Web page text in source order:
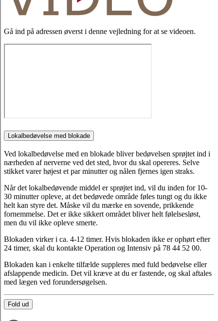
Gå ind på adressen øverst i denne vejledning for at se videoen.
Lokalbedøvelse med blokade
Ved lokalbedøvelse med en blokade bliver bedøvelsen sprøjtet ind i
nærheden af nerverne ved det sted, hvor du skal opereres. Selve
stikket varer højest et par minutter og nålen fjernes igen straks.
Når det lokalbedøvende middel er sprøjtet ind, vil du inden for 10-
30 minutter opleve, at det bedøvede område føles tungt og du ikke
helt kan styre det. Måske vil du mærke en sovende, prikkende
fornemmelse. Det er ikke sikkert området bliver helt følelsesløst,
men du vil ikke opleve smerte.
Blokaden virker i ca. 4-12 timer. Hvis blokaden ikke er ophørt efter
24 timer, skal du kontakte Operation og Intensiv på 78 44 52 00.
Blokaden kan i enkelte tilfælde suppleres med fuld bedøvelse eller
afslappende medicin. Det vil kræve at du er fastende, og skal aftales
med lægen ved forundersøgelsen.
Fold ud